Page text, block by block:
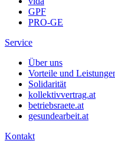
GPF
PRO-GE
Service
Über uns
Vorteile und
Solidarität
kollektivvertrag.at
betriebsraete.at
gesundearbeit.at
Kontakt